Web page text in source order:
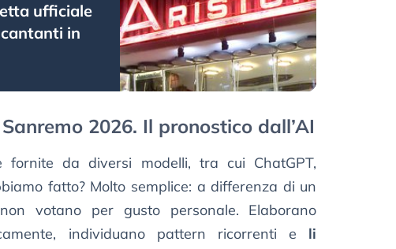
ufficiale
in
2026. Il pronostico dall’AI
fornite da diversi modelli, tra cui ChatGPT,
fatto? Molto semplice: a differenza di un
votano per gusto personale. Elaborano
individuano pattern ricorrenti e li